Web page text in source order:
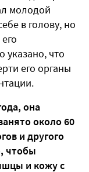
молодой
в голову, но
указано, что
его органы
она
около 60
и другого
чтобы
и кожу с